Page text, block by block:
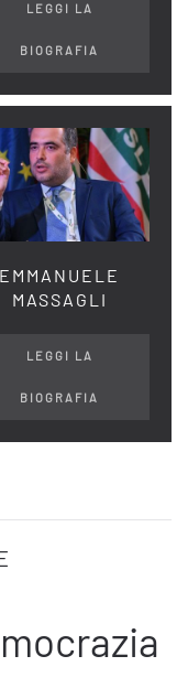
LEGGI LA
BIOGRAFIA
EMMANUELE
MASSAGLI
LEGGI LA
BIOGRAFIA